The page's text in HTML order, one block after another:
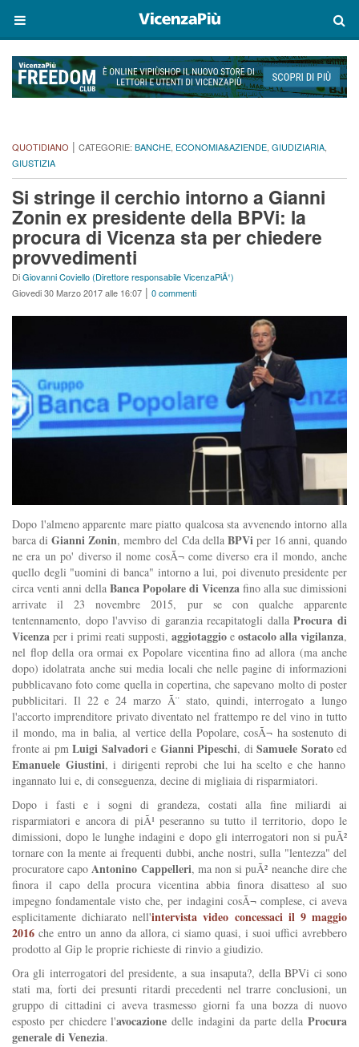
QUOTIDIANO | CATEGORIE: BANCHE, ECONOMIA&AZIENDE, GIUDIZIARIA,
GIUSTIZIA
Si stringe il cerchio intorno a Gianni
Zonin ex presidente della BPVi: la
procura di Vicenza sta per chiedere
provvedimenti
DiGiovanni Coviello (Direttore responsabile VicenzaPiÃ¹)
Giovedi 30 Marzo 2017 alle 16:07 | 0 commenti
Dopo l'almeno apparente mare piatto qualcosa sta avvenendo intorno alla
barca diGianni Zonin, membro del Cda della BPViper 16 anni, quando
ne era un po' diverso il nome cosÃ¬ come diverso era il mondo, anche
quello degli "uomini di banca" intorno a lui, poi divenuto presidente per
circa venti anni della Banca Popolare di Vicenza fino alla sue dimissioni
arrivate il 23 novembre 2015, pur se con qualche apparente
tentennamento, dopo l'avviso di garanzia recapitatogli dallaProcura di
Vicenza per i primi reati supposti, aggiotaggio e ostacolo alla vigilanza,
nel flop della ora ormai ex Popolare vicentina fino ad allora (ma anche
dopo) idolatrata anche sui media locali che nelle pagine di informazioni
pubblicavano foto come quella in copertina, che sapevano molto di poster
pubblicitari. Il 22 e 24 marzo Ã¨ stato, quindi, interrogato a lungo
l'accorto imprenditore privato diventato nel frattempo re del vino in tutto
il mondo, ma in balia, al vertice della Popolare, cosÃ¬ ha sostenuto di
fronte ai pmLuigi Salvadorie Gianni Pipeschi, diSamuele Soratoed
Emanuele Giustini, i dirigenti reprobi che lui ha scelto e che hanno
ingannato lui e, di conseguenza, decine di migliaia di risparmiatori.
Dopo i fasti e i sogni di grandeza, costati alla fine miliardi ai
risparmiatori e ancora di piÃ¹ peseranno su tutto il territorio, dopo le
dimissioni, dopo le lunghe indagini e dopo gli interrogatori non si puÃ²
tornare con la mente ai frequenti dubbi, anche nostri, sulla "lentezza" del
procuratore capoAntonino Cappelleri, ma non si puÃ² neanche dire che
finora il capo della procura vicentina abbia finora disatteso al suo
impegno fondamentale visto che, per indagini cosÃ¬ complese, ci aveva
esplicitamente dichiarato nell'intervista video concessaci il 9 maggio
2016 che entro un anno da allora, ci siamo quasi, i suoi uffici avrebbero
prodotto al Gip le proprie richieste di rinvio a giudizio.
Ora gli interrogatori del presidente, a sua insaputa?, della BPVi ci sono
stati ma, forti dei presunti ritardi precedenti nel trarre conclusioni, un
gruppo di cittadini ci aveva trasmesso giorni fa una bozza di nuovo
esposto per chiedere l'avocazione delle indagini da parte dellaProcura
generale di Venezia.